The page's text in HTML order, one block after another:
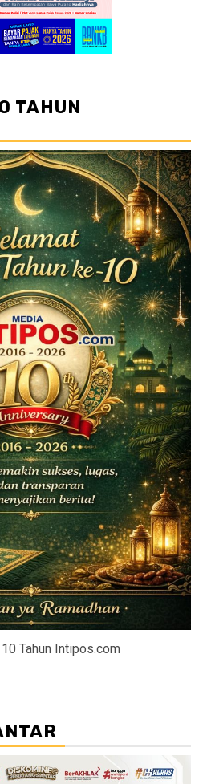
TAHUN
Tahun Intipos.com